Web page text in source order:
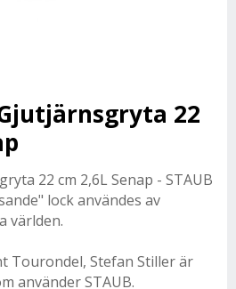
22
22 cm 2,6L Senap - STAUB
lock användes av
världen.
Tourondel, Stefan Stiller är
använder STAUB.